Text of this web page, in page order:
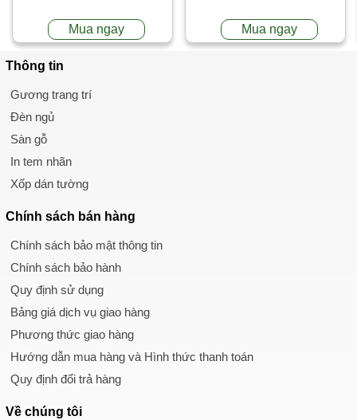
Mua ngay Mua ngay
Thông tin
Gương trang trí
Đèn ngủ
Sàn gỗ
In tem nhãn
Xốp dán tường
Chính sách bán hàng
Chính sách bảo mật thông tin
Chính sách bảo hành
Quy định sử dụng
Bảng giá dịch vụ giao hàng
Phương thức giao hàng
Hướng dẫn mua hàng và Hình thức thanh toán
Quy định đổi trả hàng
Về chúng tôi